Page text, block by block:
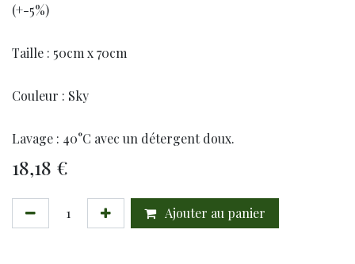
(+-5%)
Taille : 50cm x 70cm
Couleur : Sky
Lavage : 40°C avec un détergent doux.
18,18 €
Ajouter au panier